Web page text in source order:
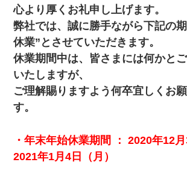
心より厚くお礼申し上げます。
弊社では、誠に勝手ながら下記の
休業”とさせていただきます。
休業期間中は、皆さまには何かと
いたしますが、
ご理解賜りますよう何卒宜しくお
す。
・年末年始休業期間 ： 2020年12
2021年1月4 日（月）